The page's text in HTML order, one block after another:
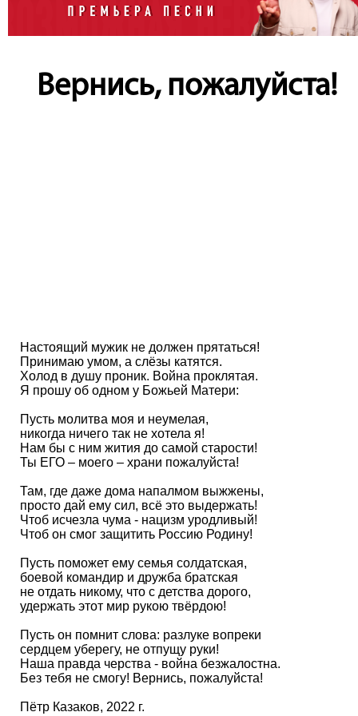
Вернись, пожалуйста!
Настоящий мужик не должен прятаться!
Принимаю умом, а слёзы катятся.
Холод в душу проник. Война проклятая.
Я прошу об одном у Божьей Матери:
Пусть молитва моя и неумелая,
никогда ничего так не хотела я!
Нам бы с ним жития до самой старости!
Ты ЕГО – моего – храни пожалуйста!
Там, где даже дома напалмом выжжены,
просто дай ему сил, всё это выдержать!
Чтоб исчезла чума - нацизм уродливый!
Чтоб он смог защитить Россию Родину!
Пусть поможет ему семья солдатская,
боевой командир и дружба братская
не отдать никому, что с детства дорого,
удержать этот мир рукою твёрдою!
Пусть он помнит слова: разлуке вопреки
сердцем уберегу, не отпущу руки!
Наша правда черства - война безжалостна.
Без тебя не смогу! Вернись, пожалуйста!
Пётр Казаков, 2022 г.